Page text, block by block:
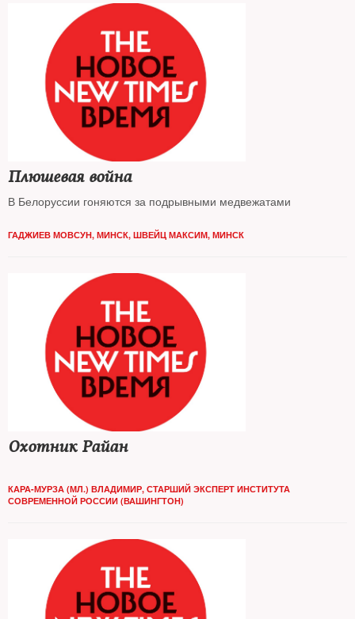
Плюшевая война
В Белоруссии гоняются за подрывными медвежатами
ГАДЖИЕВ МОВСУН, МИНСК, ШВЕЙЦ МАКСИМ, МИНСК
Охотник Райан
КАРА-МУРЗА (МЛ.) ВЛАДИМИР, СТАРШИЙ ЭКСПЕРТ ИНСТИТУТА
СОВРЕМЕННОЙ РОССИИ (ВАШИНГТОН)